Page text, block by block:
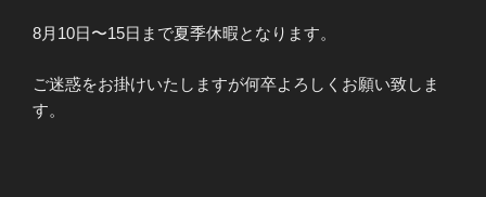
8月10日〜15日まで夏季休暇となります。
ご迷惑をお掛けいたしますが何卒よろしくお願い致しま
す。